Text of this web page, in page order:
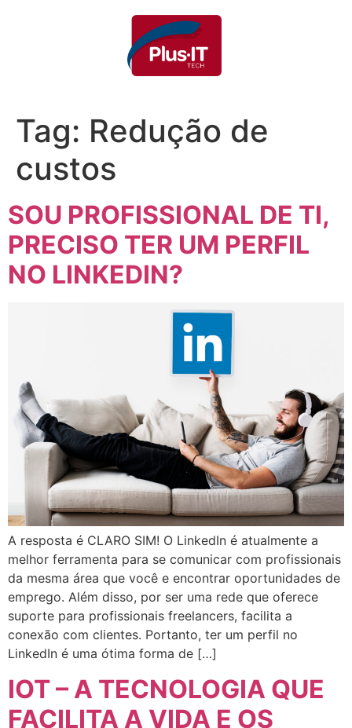
Tag: Redução de
custos
SOU PROFISSIONAL DE TI,
PRECISO TER UM PERFIL
NO LINKEDIN?
A resposta é CLARO SIM! O LinkedIn é atualmente a
melhor ferramenta para se comunicar com profissionais
da mesma área que você e encontrar oportunidades de
emprego. Além disso, por ser uma rede que oferece
suporte para profissionais freelancers, facilita a
conexão com clientes. Portanto, ter um perfil no
LinkedIn é uma ótima forma de […]
IOT – A TECNOLOGIA QUE
FACILITA A VIDA E OS